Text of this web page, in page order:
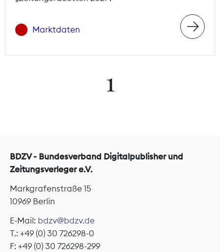
Marktdaten
1
BDZV - Bundesverband Digitalpublisher und
Zeitungsverleger e.V.
Markgrafenstraße 15
10969 Berlin
E-Mail: bdzv@bdzv.de
T.: +49 (0) 30 726298-0
F: +49 (0) 30 726298-299